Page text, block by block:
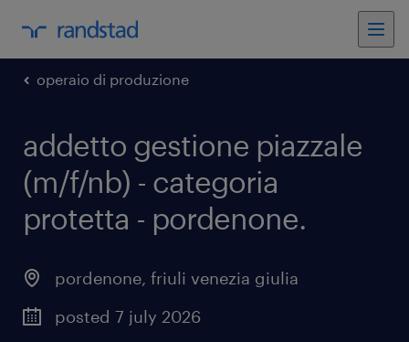
operaio di produzione
addetto gestione piazzale
(m/f/nb) - categoria
protetta - pordenone.
pordenone, friuli venezia giulia
posted 7 july 2026